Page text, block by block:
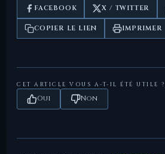
dauphin.
FACEBOOK X / TWITTER
COPIER LE LIEN IMPRIMER
CET ARTICLE VOUS A-T-IL ÉTÉ UTILE ?
Oui Non